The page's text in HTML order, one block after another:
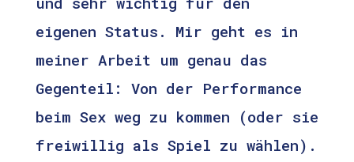
eigenen Status. Mir geht es in
meiner Arbeit um genau das
Gegenteil: Von der Performance
beim Sex weg zu kommen (oder sie
freiwillig als Spiel zu wählen).